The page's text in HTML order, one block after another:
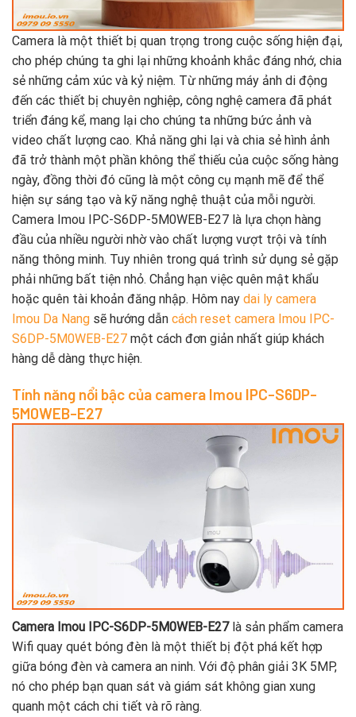
Camera là một thiết bị quan trọng trong cuộc sống hiện đại,
cho phép chúng ta ghi lại những khoảnh khắc đáng nhớ, chia
sẻ những cảm xúc và kỷ niệm. Từ những máy ảnh di động
đến các thiết bị chuyên nghiệp, công nghệ camera đã phát
triển đáng kể, mang lại cho chúng ta những bức ảnh và
video chất lượng cao. Khả năng ghi lại và chia sẻ hình ảnh
đã trở thành một phần không thể thiếu của cuộc sống hàng
ngày, đồng thời đó cũng là một công cụ mạnh mẽ để thể
hiện sự sáng tạo và kỹ năng nghệ thuật của mỗi người.
Camera Imou IPC-S6DP-5M0WEB-E27 là lựa chọn hàng
đầu của nhiều người nhờ vào chất lượng vượt trội và tính
năng thông minh. Tuy nhiên trong quá trình sử dụng sẻ gặp
phải những bất tiện nhỏ. Chẳng hạn việc quên mật khẩu
hoặc quên tài khoản đăng nhập. Hôm nay dai ly camera
Imou Da Nang sẽ hướng dẫn cách reset camera Imou IPC-
S6DP-5M0WEB-E27 một cách đơn giản nhất giúp khách
hàng dễ dàng thực hiện.
Tính năng nổi bậc của camera Imou IPC-S6DP-
5M0WEB-E27
Camera Imou IPC-S6DP-5M0WEB-E27là sản phẩm camera
Wifi quay quét bóng đèn là một thiết bị đột phá kết hợp
giữa bóng đèn và camera an ninh. Với độ phân giải 3K 5MP,
nó cho phép bạn quan sát và giám sát không gian xung
quanh một cách chi tiết và rõ ràng.